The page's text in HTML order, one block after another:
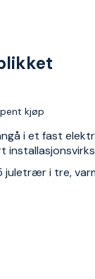
kjøp
i et fast
juletrær i tre,